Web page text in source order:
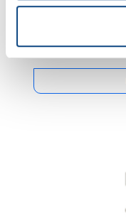
19.68€ /kpl(alv. 0%)